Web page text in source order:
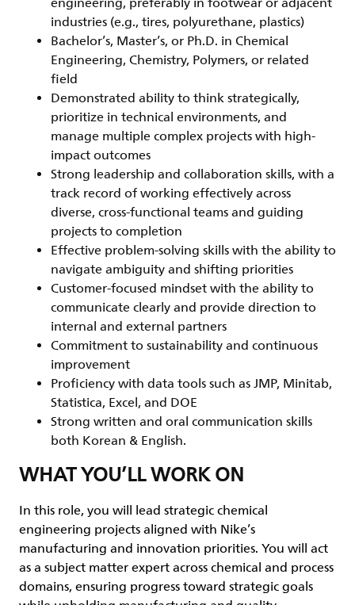
engineering, preferably in footwear or adjacent
industries (e.g., tires, polyurethane, plastics)
Bachelor’s, Master’s, or Ph.D. in Chemical
Engineering, Chemistry, Polymers, or related
field
Demonstrated ability to think strategically,
prioritize in technical environments, and
manage multiple complex projects with high-
impact outcomes
Strong leadership and collaboration skills, with a
track record of working effectively across
diverse, cross-functional teams and guiding
projects to completion
Effective problem-solving skills with the ability to
navigate ambiguity and shifting priorities
Customer-focused mindset with the ability to
communicate clearly and provide direction to
internal and external partners
Commitment to sustainability and continuous
improvement
Proficiency with data tools such as JMP, Minitab,
Statistica, Excel, and DOE
Strong written and oral communication skills
both Korean & English.
WHAT YOU’LL WORK ON
In this role, you will lead strategic chemical
engineering projects aligned with Nike’s
manufacturing and innovation priorities. You will act
as a subject matter expert across chemical and process
domains, ensuring progress toward strategic goals